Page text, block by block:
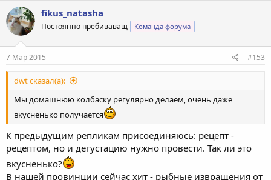
fikus_natasha
Постоянно пребиваващ Команда форума
7 Мар 2015 #153
dwt сказал(а):
Мы домашнюю колбаску регулярно делаем, очень даже
вкусненько получается
К предыдущим репликам присоединяюсь: рецепт -
рецептом, но и дегустацию нужно провести. Так ли это
вкусненько?
В нашей провинции сейчас хит - рыбные извращения от